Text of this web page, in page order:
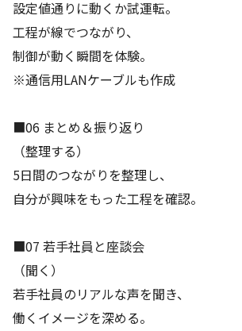
設定値通りに動くか試運転。
工程が線でつながり、
制御が動く瞬間を体験。
※通信用LANケーブルも作成
■06 まとめ＆振り返り
（整理する）
5日間のつながりを整理し、
自分が興味をもった工程を確認。
■07 若手社員と座談会
（聞く）
若手社員のリアルな声を聞き、
働くイメージを深める。